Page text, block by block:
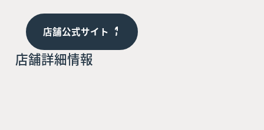
店舗公式サイト
店舗詳細情報